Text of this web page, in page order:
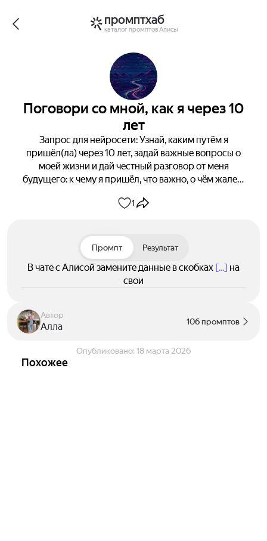
промптхаб
каталог промптов Алисы
Поговори со мной, как я через 10
лет
Запрос для нейросети: Узнай, каким путём я
пришёл(ла) через 10 лет, задай важные вопросы о
моей жизни и дай честный разговор от меня
будущего: к чему я пришёл, что важно, о чём жалею
1
Промпт Результат
В чате с Алисой замените данные в скобках [...] на
свои
Автор
Алла 106 промптов
Опубликовано: 18 марта 2026
Похожее